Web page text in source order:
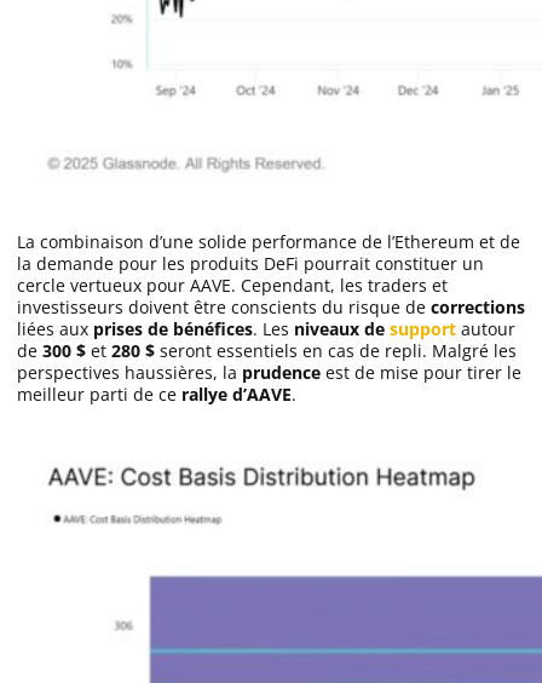
La combinaison d’une solide performance de l’Ethereum et de
la demande pour les produits DeFi pourrait constituer un
cercle vertueux pour AAVE. Cependant, les traders et
investisseurs doivent être conscients du risque de corrections
liées aux prises de bénéfices. Les niveaux de support autour
de 300 $ et 280 $ seront essentiels en cas de repli. Malgré les
perspectives haussières, la prudence est de mise pour tirer le
meilleur parti de ce rallye d’AAVE.